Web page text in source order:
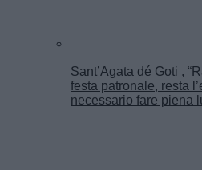
Sant’Agata dé Goti ,
festa patronale, resta
necessario fare piena